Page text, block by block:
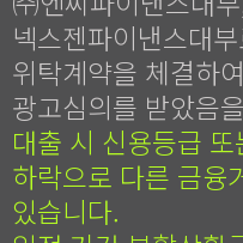
넥스젠파이낸스대
위탁계약을 체결하
광고심의를 받았음
대출 시 신용등급
하락으로 다른 금융
있습니다.